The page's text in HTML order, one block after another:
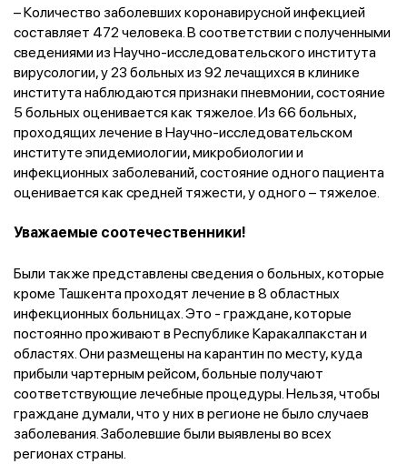
– Количество заболевших коронавирусной инфекцией
составляет 472 человека. В соответствии с полученными
сведениями из Научно-исследовательского института
вирусологии, у 23 больных из 92 лечащихся в клинике
института наблюдаются признаки пневмонии, состояние
5 больных оценивается как тяжелое. Из 66 больных,
проходящих лечение в Научно-исследовательском
институте эпидемиологии, микробиологии и
инфекционных заболеваний, состояние одного пациента
оценивается как средней тяжести, у одного – тяжелое.
Уважаемые соотечественники!
Были также представлены сведения о больных, которые
кроме Ташкента проходят лечение в 8 областных
инфекционных больницах. Это - граждане, которые
постоянно проживают в Республике Каракалпакстан и
областях. Они размещены на карантин по месту, куда
прибыли чартерным рейсом, больные получают
соответствующие лечебные процедуры. Нельзя, чтобы
граждане думали, что у них в регионе не было случаев
заболевания. Заболевшие были выявлены во всех
регионах страны.